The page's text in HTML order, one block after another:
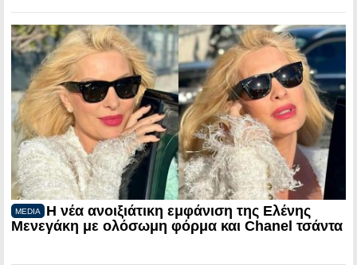
MEDIA
Η νέα ανοιξιάτικη εμφάνιση της Ελένης
Μενεγάκη με ολόσωμη φόρμα και Chanel τσάντα